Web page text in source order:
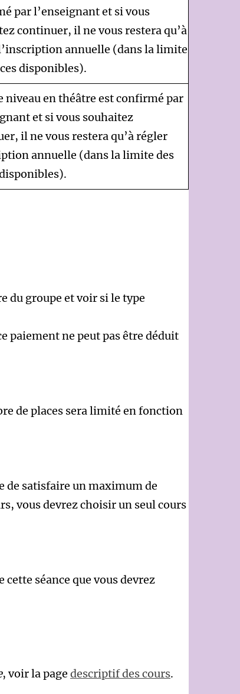
par l’enseignant et si vous
continuer, il ne vous restera qu’à
annuelle (dans la limite
disponibles).
niveau en théâtre est confirmé par
et si vous souhaitez
il ne vous restera qu’à régler
annuelle (dans la limite des
du groupe et voir si le type
paiement ne peut pas être déduit
de places sera limité en fonction
de satisfaire un maximum de
vous devrez choisir un seul cours
cette séance que vous devrez
, voir la page descriptif des cours.